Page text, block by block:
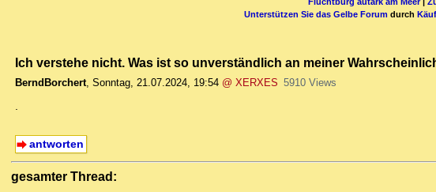
Unterstützen Sie das Gelbe Forum durch
Ich verstehe nicht. Was ist so unverständlich an meiner
BerndBorchert, Sonntag, 21.07.2024, 19:54 @ XERXES 5910 Views
.
antworten
gesamter Thread: